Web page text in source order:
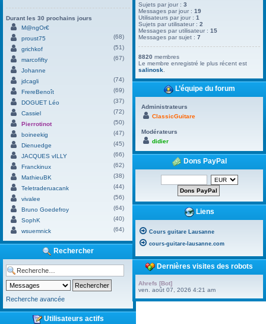
Durant les 30 prochains jours
M@ngOr€
proust75
(68)
grichkof
(51)
marcofifty
(67)
Johanne
jdcagli
(74)
FrereBenoît
(69)
DOGUET Léo
(37)
Cassiel
(72)
Pierrotinot
(50)
boineekig
(47)
Dienuedge
(45)
JACQUES vILLY
(66)
Franckinux
(62)
MathieuBK
(38)
Teletraderuacank
(44)
vivalee
(56)
Bruno Goedefroy
(64)
SophK
(40)
wsuemnick
(64)
Rechercher
Recherche avancée
Utilisateurs actifs
Sujets par jour :3
Messages par jour :19
Utilisateurs par jour :1
Sujets par utilisateur :2
Messages par utilisateur :15
Messages par sujet :7
8820 membres
Le membre enregistré le plus récent est
salinosk
L’équipe du forum
Administrateurs
ClassicGuitare
Modérateurs
didier
Dons PayPal
Liens
Cours guitare Lausanne
cours-guitare-lausanne.com
Dernières visites des robots
Ahrefs [Bot]
ven. août 07, 2026 4:21 am